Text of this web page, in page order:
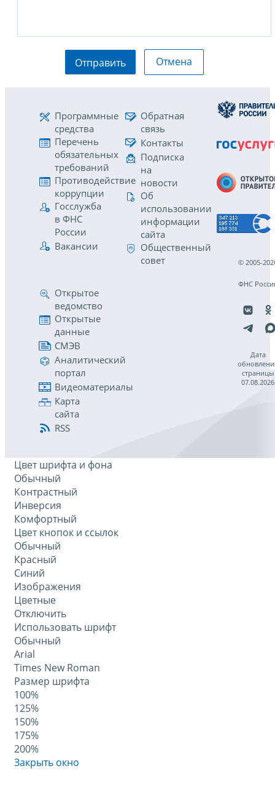
Отправить Отмена
Программные
средства
Перечень
обязательных
требований
Противодействие
коррупции
Госслужба
в ФНС
России
Вакансии
Обратная
связь
Контакты
Подписка
на
новости
Об
использовании
информации
сайта
Общественный
совет
Открытое
ведомство
Открытые
данные
СМЭВ
Аналитический
портал
Видеоматериалы
Карта
сайта
RSS
© 2005-
ФНС
Дата
страницы
07.08.2026
Цвет шрифта и фона
Обычный
Контрастный
Инверсия
Комфортный
Цвет кнопок и ссылок
Обычный
Красный
Синий
Изображения
Цветные
Отключить
Использовать шрифт
Обычный
Arial
Times New Roman
Размер шрифта
100%
125%
150%
175%
200%
Закрыть окно